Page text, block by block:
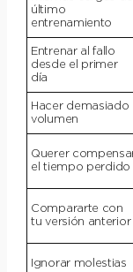
último
entrenamiento
Entrenar al fallo
desde el primer
día
Hacer demasiado
volumen
Querer
el tiempo perdido
Compararte con
tu versión anterior
Ignorar molestias